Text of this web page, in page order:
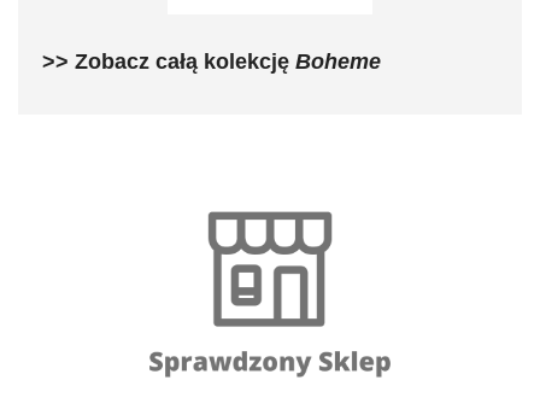
>> Zobacz całą kolekcję Boheme